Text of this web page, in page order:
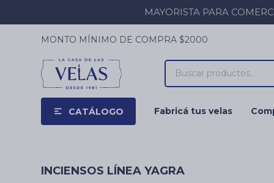
MAYORISTA PARA
CATÁLOGO Fabricá tus velas
MONTO MÍNIMO DE COMPRA $2000
INCIENSOS LÍNEA YAGRA